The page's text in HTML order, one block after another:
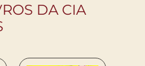
DA CIA